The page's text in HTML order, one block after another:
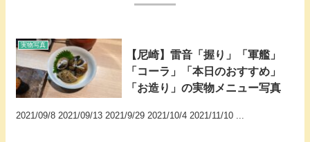
実物写真
【尼崎】雷音「握り」「軍艦」
「コーラ」「本日のおすすめ」
「お造り」の実物メニュー写真
2021/09/8 2021/09/13 2021/9/29 2021/10/4 2021/11/10 ...